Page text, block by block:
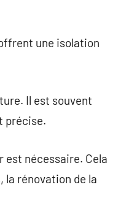
une isolation
Il est souvent
précise.
est nécessaire. Cela
rénovation de la